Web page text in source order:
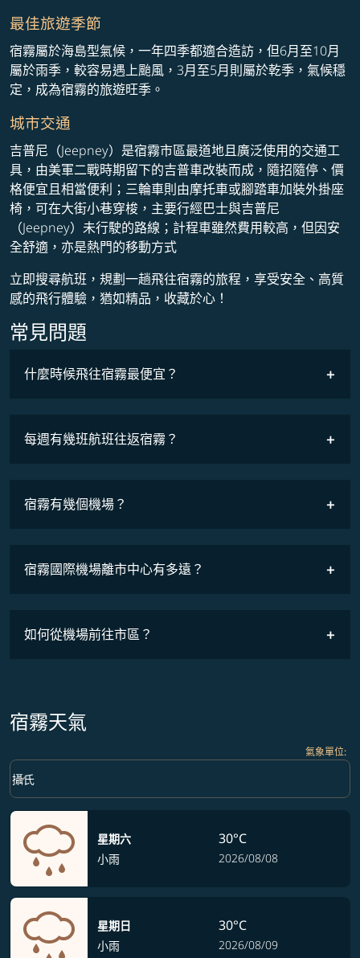
最佳旅遊季節
宿霧屬於海島型氣候，一年四季都適合造訪，但6月至10月
屬於雨季，較容易遇上颱風，3月至5月則屬於乾季，氣候穩
定，成為宿霧的旅遊旺季。
城市交通
吉普尼（Jeepney）是宿霧市區最道地且廣泛使用的交通工
具，由美軍二戰時期留下的吉普車改裝而成，隨招隨停、價
格便宜且相當便利；三輪車則由摩托車或腳踏車加裝外掛座
椅，可在大街小巷穿梭，主要行經巴士與吉普尼
（Jeepney）未行駛的路線；計程車雖然費用較高，但因安
全舒適，亦是熱門的移動方式
立即搜尋航班，規劃一趟飛往宿霧的旅程，享受安全、高質
感的飛行體驗，猶如精品，收藏於心！
常見問題
什麼時候飛往宿霧最便宜？
COSMILE會員
每週有幾班航班往返宿霧？
宿霧有幾個機場？
宿霧國際機場離市中心有多遠？
如何從機場前往市區？
宿霧天氣
氣象單位:
Weather unit option 攝氏 Selected
攝氏
keyboard_arrow_down
星期六
小雨
30°C
2026/08/08
星期日
小雨
30°C
2026/08/09